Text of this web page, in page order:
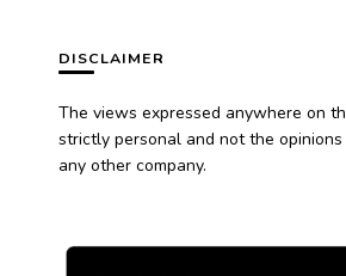
DISCLAIMER
The views expressed anywhere on
strictly personal and not the
any other company.